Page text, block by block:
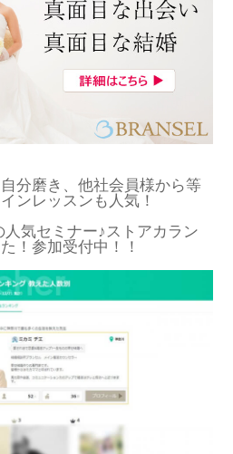
分磨き、他社会員様から等
ンレッスンも人気！
気セミナー♪ストアカラン
！参加受付中！！